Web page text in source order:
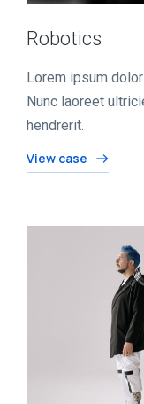
Robotics
Lorem ipsum
Nunc laoreet
hendrerit.
View case